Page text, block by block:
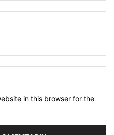
in this browser for the